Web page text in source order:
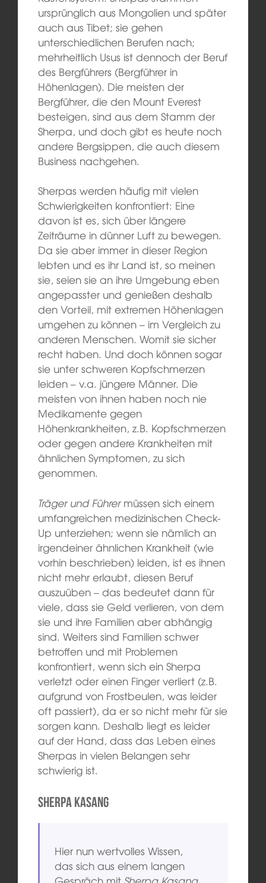
ursprünglich aus Mongolien und später
auch aus Tibet; sie gehen
unterschiedlichen Berufen nach;
mehrheitlich Usus ist dennoch der Beruf
des Bergführers (Bergführer in
Höhenlagen). Die meisten der
Bergführer, die den Mount Everest
besteigen, sind aus dem Stamm der
Sherpa, und doch gibt es heute noch
andere Bergsippen, die auch diesem
Business nachgehen.
Sherpas werden häufig mit vielen
Schwierigkeiten konfrontiert: Eine
davon ist es, sich über längere
Zeiträume in dünner Luft zu bewegen.
Da sie aber immer in dieser Region
lebten und es ihr Land ist, so meinen
sie, seien sie an ihre Umgebung eben
angepasster und genießen deshalb
den Vorteil, mit extremen Höhenlagen
umgehen zu können – im Vergleich zu
anderen Menschen. Womit sie sicher
recht haben. Und doch können sogar
sie unter schweren Kopfschmerzen
leiden – v.a. jüngere Männer. Die
meisten von ihnen haben noch nie
Medikamente gegen
Höhenkrankheiten, z.B. Kopfschmerzen
oder gegen andere Krankheiten mit
ähnlichen Symptomen, zu sich
genommen.
Träger und Führermüssen sich einem
umfangreichen medizinischen Check-
Up unterziehen; wenn sie nämlich an
irgendeiner ähnlichen Krankheit (wie
vorhin beschrieben) leiden, ist es ihnen
nicht mehr erlaubt, diesen Beruf
auszuüben – das bedeutet dann für
viele, dass sie Geld verlieren, von dem
sie und ihre Familien aber abhängig
sind. Weiters sind Familien schwer
betroffen und mit Problemen
konfrontiert, wenn sich ein Sherpa
verletzt oder einen Finger verliert (z.B.
aufgrund von Frostbeulen, was leider
oft passiert), da er so nicht mehr für sie
sorgen kann. Deshalb liegt es leider
auf der Hand, dass das Leben eines
Sherpas in vielen Belangen sehr
schwierig ist.
Sherpa Kasang
Hier nun wertvolles Wissen,
das sich aus einem langen